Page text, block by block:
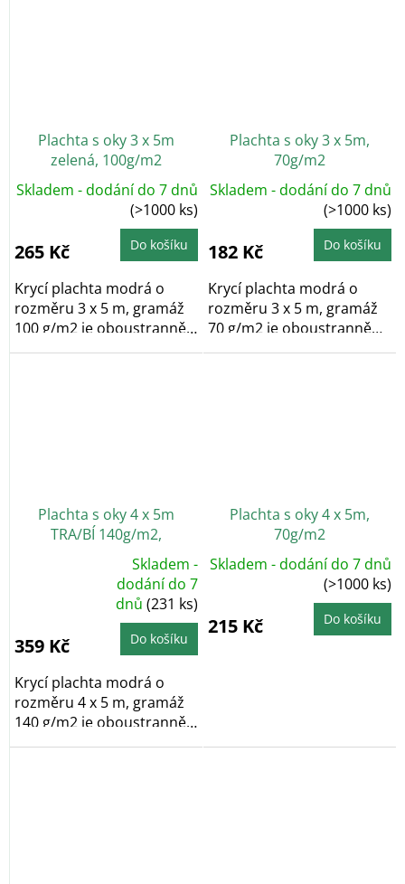
Plachta s oky 3 x 5m
zelená, 100g/m2
Skladem - dodání do 7 dnů
(>1000 ks)
265 Kč Do košíku
Krycí plachta modrá o
rozměru 3 x 5 m, gramáž
100 g/m2 je oboustranně
laminovaná a po...
Plachta s oky 3 x 5m,
70g/m2
Skladem - dodání do 7 dnů
(>1000 ks)
182 Kč Do košíku
Krycí plachta modrá o
rozměru 3 x 5 m, gramáž
70 g/m2 je oboustranně
laminovaná a po...
Plachta s oky 4 x 5m
TRA/BÍ 140g/m2,
kašírovaná
z
5
hvězdiček.
Skladem -
dodání do 7
dnů(231 ks)
359 Kč Do košíku
Krycí plachta modrá o
rozměru 4 x 5 m, gramáž
140 g/m2 je oboustranně
laminovaná a po...
Plachta s oky 4 x 5m,
70g/m2
Skladem - dodání do 7 dnů
(>1000 ks)
215 Kč Do košíku